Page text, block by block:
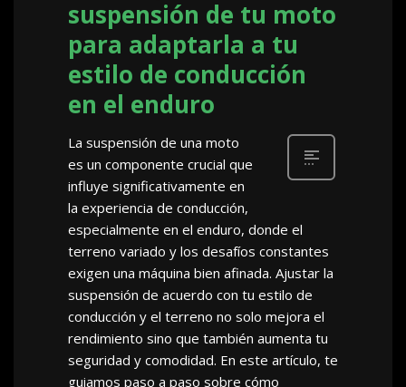
suspensión de tu moto
para adaptarla a tu
estilo de conducción
en el enduro
La suspensión de una moto
es un componente crucial que
influye significativamente en
la experiencia de conducción,
especialmente en el enduro, donde el
terreno variado y los desafíos constantes
exigen una máquina bien afinada. Ajustar la
suspensión de acuerdo con tu estilo de
conducción y el terreno no solo mejora el
rendimiento sino que también aumenta tu
seguridad y comodidad. En este artículo, te
guiamos paso a paso sobre cómo